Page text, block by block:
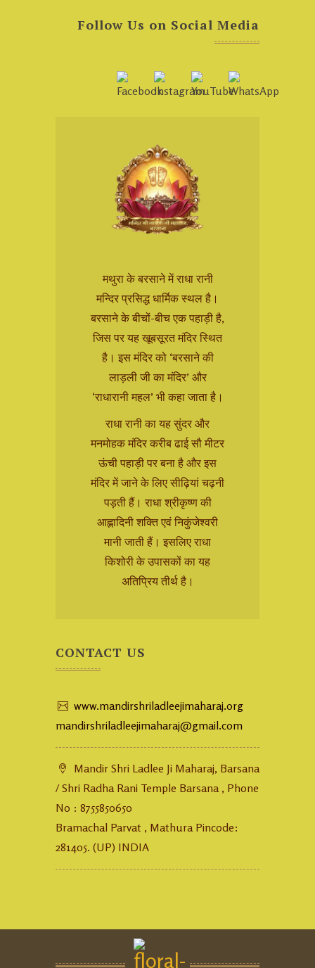
Follow Us on Social Media
मथुरा के बरसाने में राधा रानी
मन्दिर प्रसिद्ध धार्मिक स्थल है।
बरसाने के बीचों-बीच एक पहाड़ी है,
जिस पर यह खूबसूरत मंदिर स्थित
है। इस मंदिर को ‘बरसाने की
लाड़ली जी का मंदिर’ और
‘राधारानी महल’ भी कहा जाता है।
राधा रानी का यह सुंदर और
मनमोहक मंदिर करीब ढाई सौ मीटर
ऊंची पहाड़ी पर बना है और इस
मंदिर में जाने के लिए सीढ़ियां चढ़नी
पड़ती हैं। राधा श्रीकृष्ण की
आह्लादिनी शक्ति एवं निकुंजेश्वरी
मानी जाती हैं। इसलिए राधा
किशोरी के उपासकों का यह
अतिप्रिय तीर्थ है।
CONTACT US
www.mandirshriladleejimaharaj.org
mandirshriladleejimaharaj@gmail.com
Mandir Shri Ladlee Ji Maharaj, Barsana
/ Shri Radha Rani Temple Barsana , Phone
No : 8755850650
Bramachal Parvat , Mathura Pincode:
281405. (UP) INDIA